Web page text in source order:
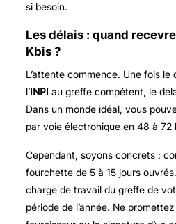
si besoin.
Les délais : quand
Kbis ?
L’attente commence. Une fois le
l’INPI au greffe compétent, le
Dans un monde idéal, vous
par voie électronique en 48 à 72
Cependant, soyons concrets :
fourchette de 5 à 15 jours
charge de travail du greffe de
période de l’année. Ne